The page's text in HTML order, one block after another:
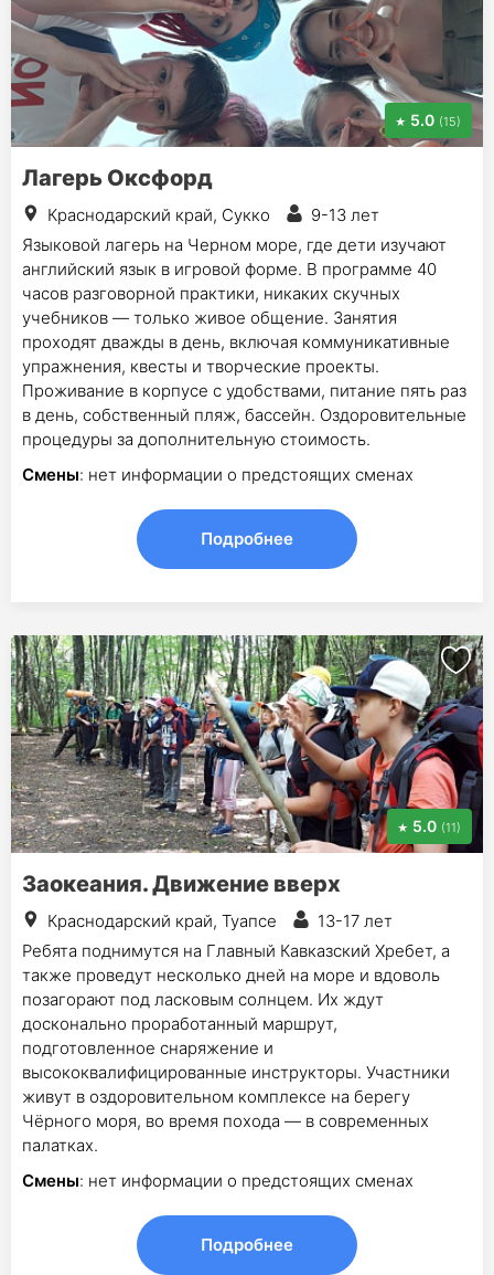
5.0 (15)
Лагерь Оксфорд
Краснодарский край, Сукко
9-13 лет
Языковой лагерь на Черном море, где дети изучают
английский язык в игровой форме. В программе 40
часов разговорной практики, никаких скучных
учебников — только живое общение. Занятия
проходят дважды в день, включая коммуникативные
упражнения, квесты и творческие проекты.
Проживание в корпусе с удобствами, питание пять раз
в день, собственный пляж, бассейн. Оздоровительные
процедуры за дополнительную стоимость.
Смены: нет информации о предстоящих сменах
Подробнее
5.0 (11)
Заокеания. Движение вверх
Краснодарский край, Туапсе
13-17 лет
Ребята поднимутся на Главный Кавказский Хребет, а
также проведут несколько дней на море и вдоволь
позагорают под ласковым солнцем. Их ждут
досконально проработанный маршрут,
подготовленное снаряжение и
высококвалифицированные инструкторы. Участники
живут в оздоровительном комплексе на берегу
Чёрного моря, во время похода — в современных
палатках.
Смены: нет информации о предстоящих сменах
Подробнее